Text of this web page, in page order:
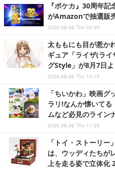
『ポケカ』30周年
がAmazonで抽選販
2026.08.06 Thu 03:30
太ももにも目が惹か
ギュア「ライザ(ラ
グStyle」が8月7日
2026.08.06 Thu 10:15
「ちいかわ」映画
ラリ!なんか懐いて
ムなど必見のライン
2026.08.06 Thu 11:25
「トイ・ストーリ
は、ウッディたちが
上を走る姿で立体化